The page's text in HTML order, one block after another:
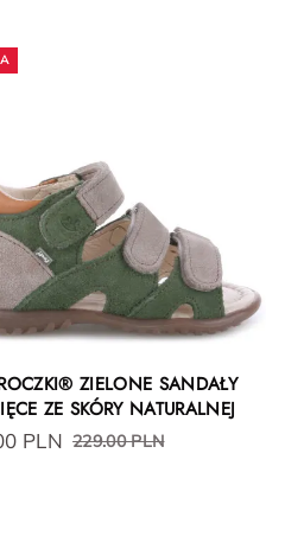
ZIELONE SANDAŁY
ZE SKÓRY NATURALNEJ
PLN 229.00 PLN